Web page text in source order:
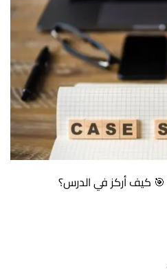
🎯 كيف أركز في الدرس؟